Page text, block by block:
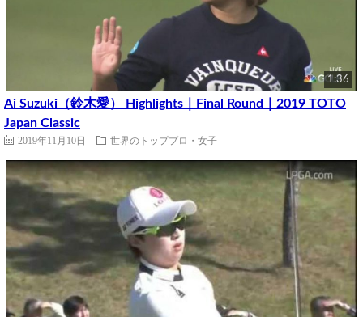
1:36
Ai Suzuki（鈴木愛） Highlights｜Final Round｜2019 TOTO
Japan Classic
2019年11月10日 世界のトッププロ・女子